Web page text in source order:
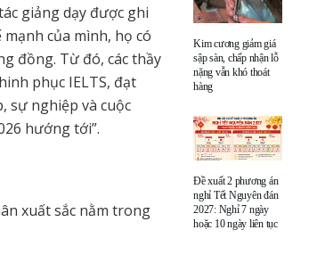
giảng dạy được ghi
của mình, họ có
đồng. Từ đó, các thầy
phục IELTS, đạt
sự nghiệp và cuộc
hướng tới”.
xuất sắc nằm trong
Kim cương giảm giá
sập sàn, chấp nhận lỗ
nặng vẫn khó thoát
hàng
Đề xuất 2 phương án
nghỉ Tết Nguyên đán
2027: Nghỉ 7 ngày
hoặc 10 ngày liên tục